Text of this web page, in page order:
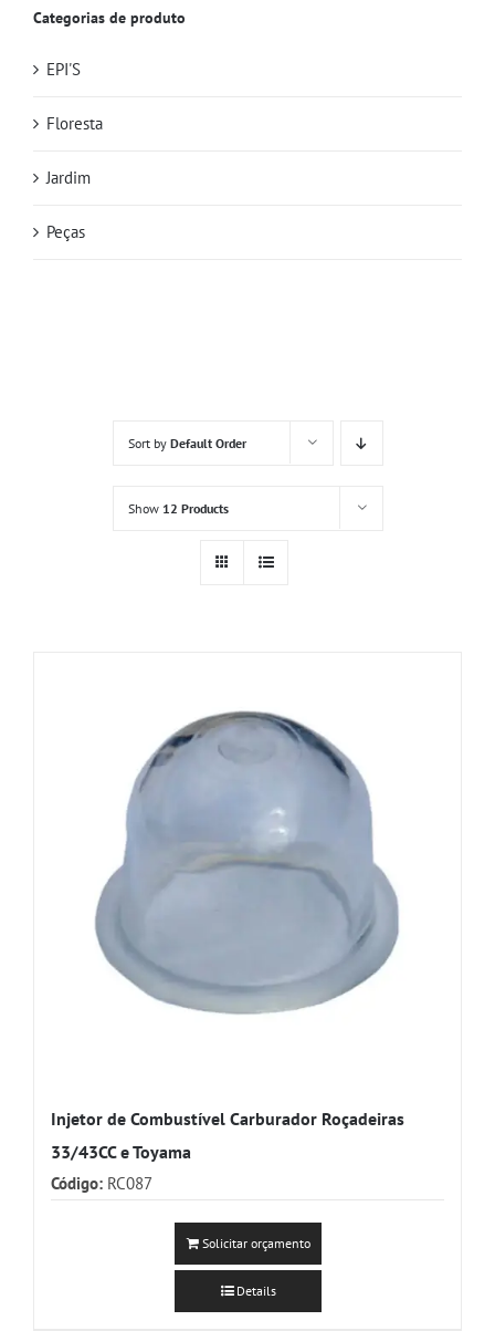
Sort by Default Order
Show 12 Products
Injetor de Combustível Carburador Roçadeiras
33/43CC e Toyama
Código: RC087
Solicitar orçamento
Details
Categorias de produto
EPI'S
Floresta
Jardim
Peças